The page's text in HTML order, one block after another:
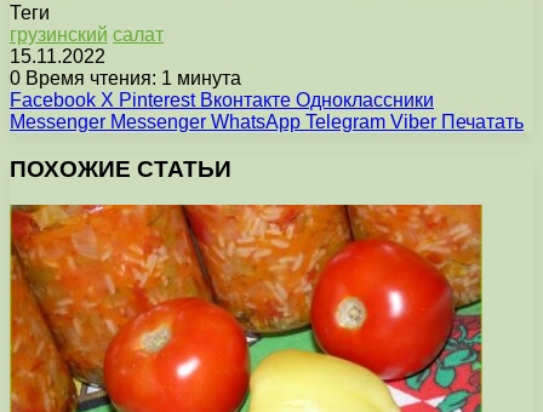
Теги
грузинский салат
15.11.2022
0 Время чтения: 1 минута
Facebook X Pinterest Вконтакте Одноклассники
Messenger Messenger WhatsApp Telegram Viber Печатать
ПОХОЖИЕ СТАТЬИ